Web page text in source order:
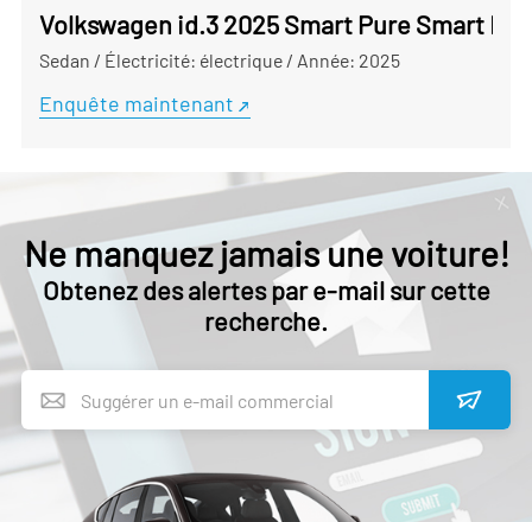
Volkswagen id.3 2025 Smart Pure Smart
Sedan / Électricité: électrique/ Année: 2025
Enquête maintenant
Ne manquez jamais une voiture!
Obtenez des alertes par e-mail sur cette
recherche.